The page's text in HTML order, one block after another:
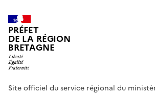
PRÉFET
DE LA RÉGION
BRETAGNE
Site officiel du service régional du